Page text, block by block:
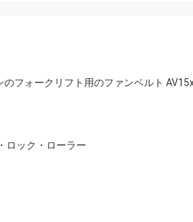
フォークリフト用のファンベルト
ロック・ローラー